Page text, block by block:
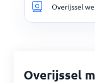
Overijssel
Overijssel